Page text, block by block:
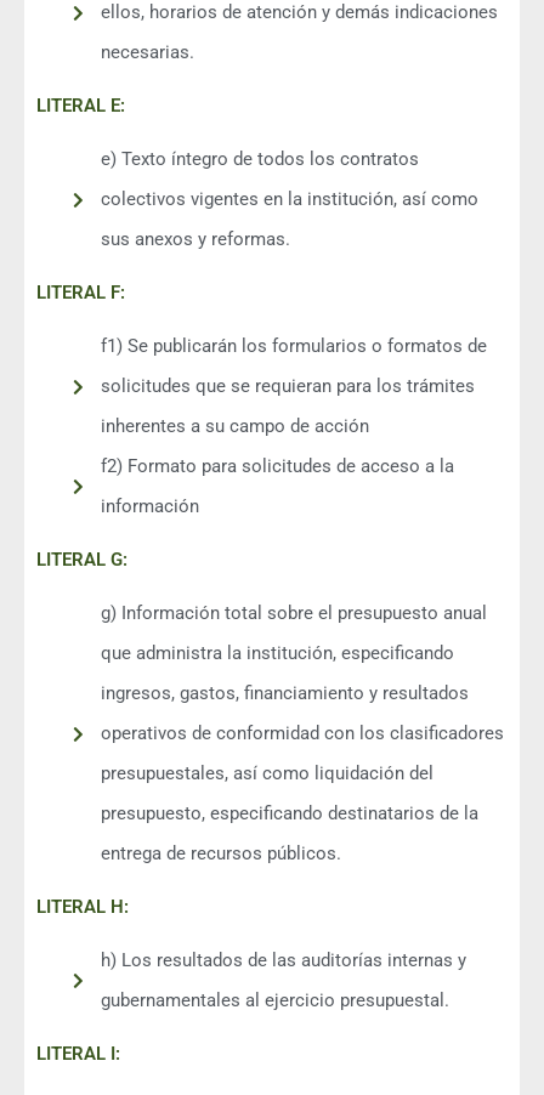
ellos, horarios de atención y demás indicaciones
necesarias.
LITERAL E:
e) Texto íntegro de todos los contratos
colectivos vigentes en la institución, así como
sus anexos y reformas.
LITERAL F:
f1) Se publicarán los formularios o formatos de
solicitudes que se requieran para los trámites
inherentes a su campo de acción
f2) Formato para solicitudes de acceso a la
información
LITERAL G:
g) Información total sobre el presupuesto anual
que administra la institución, especificando
ingresos, gastos, financiamiento y resultados
operativos de conformidad con los clasificadores
presupuestales, así como liquidación del
presupuesto, especificando destinatarios de la
entrega de recursos públicos.
LITERAL H:
h) Los resultados de las auditorías internas y
gubernamentales al ejercicio presupuestal.
LITERAL I: